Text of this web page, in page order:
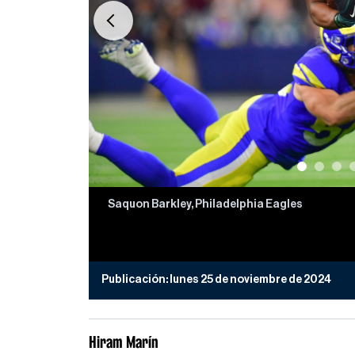
Previous
Saquon Barkley, Philadelphia Eagles
Publicación: lunes 25 de noviembre de 2024
Hiram Marín